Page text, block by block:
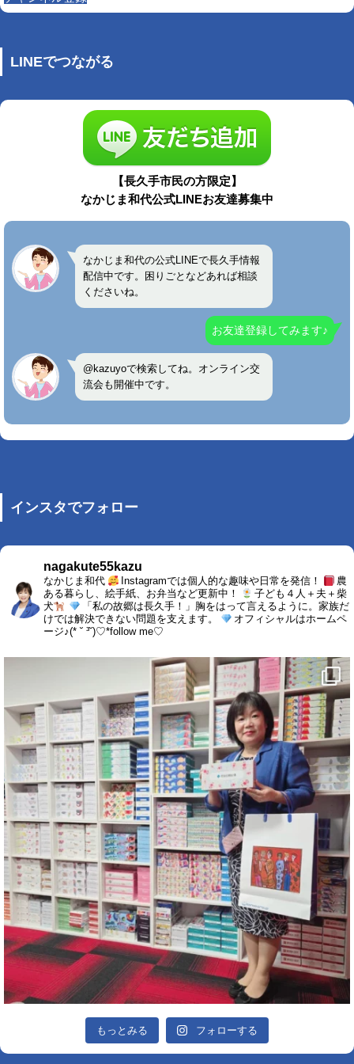
LINEでつながる
【長久手市民の方限定】
なかじま和代公式LINEお友達募集中
なかじま和代の公式LINEで長久手情報
配信中です。困りごとなどあれば相談
くださいね。
お友達登録してみます♪
@kazuyoで検索してね。オンライン交
流会も開催中です。
インスタでフォロー
nagakute55kazu
なかじま和代 Instagramでは個人的な趣味や日常を発信！
農
ある暮らし、絵手紙、お弁当など更新中！
子ども４人＋夫＋柴
犬
「私の故郷は長久手！」胸をはって言えるように。家族だ
けでは解決できない問題を支えます。
オフィシャルはホームペ
ージ♪(* ˘ ³˘)♡*follow me♡
もっとみる フォローする